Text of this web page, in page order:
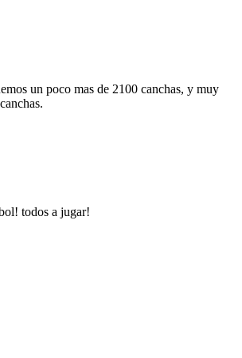
un poco mas de 2100 canchas, y muy
todos a jugar!